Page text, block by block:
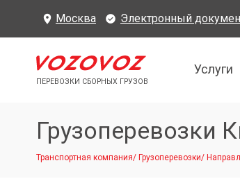
Москва Электронный
ПЕРЕВОЗКИ СБОРНЫХ ГРУЗОВ
Услуги
Грузоперевозки
Транспортная компания/ Грузоперевозки/